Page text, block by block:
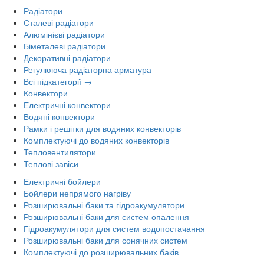
Радіатори
Сталеві радіатори
Алюмінієві радіатори
Біметалеві радіатори
Декоративні радіатори
Регулююча радіаторна арматура
Всі підкатегорії →
Конвектори
Електричні конвектори
Водяні конвектори
Рамки і решітки для водяних конвекторів
Комплектуючі до водяних конвекторів
Тепловентилятори
Теплові завіси
Електричні бойлери
Бойлери непрямого нагріву
Розширювальні баки та гідроакумулятори
Розширювальні баки для систем опалення
Гідроакумулятори для систем водопостачання
Розширювальні баки для сонячних систем
Комплектуючі до розширювальних баків